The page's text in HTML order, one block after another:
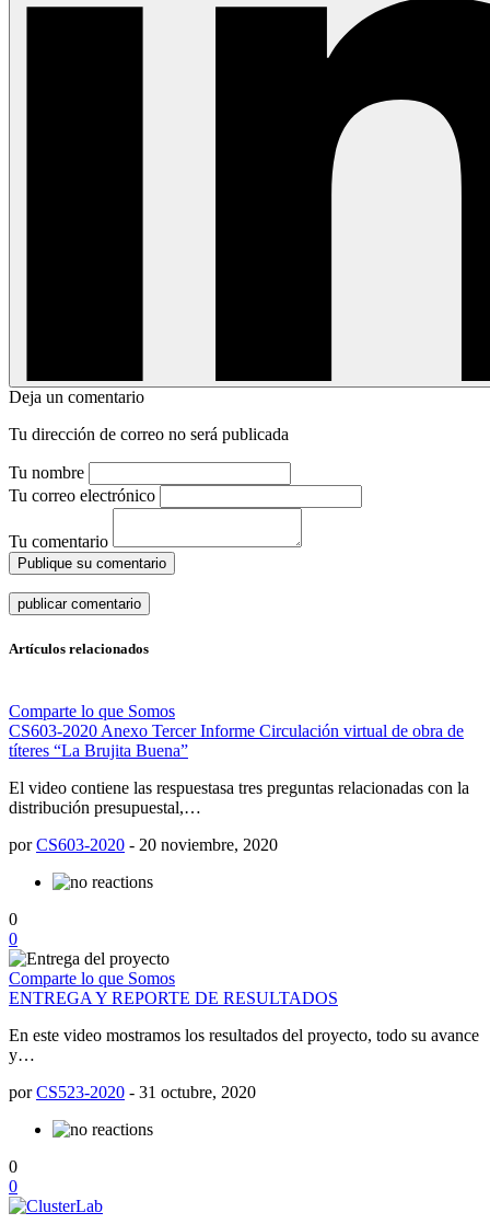
Deja un comentario
Tu dirección de correo no será publicada
Tu nombre
Tu correo electrónico
Tu comentario
Publique su comentario
Artículos relacionados
Comparte lo que Somos
CS603-2020 Anexo Tercer Informe Circulación virtual de obra de
títeres “La Brujita Buena”
El video contiene las respuestasa tres preguntas relacionadas con la
distribución presupuestal,…
porCS603-2020 - 20 noviembre, 2020
0
0
Comparte lo que Somos
ENTREGA Y REPORTE DE RESULTADOS
En este video mostramos los resultados del proyecto, todo su avance
y…
porCS523-2020 - 31 octubre, 2020
0
0